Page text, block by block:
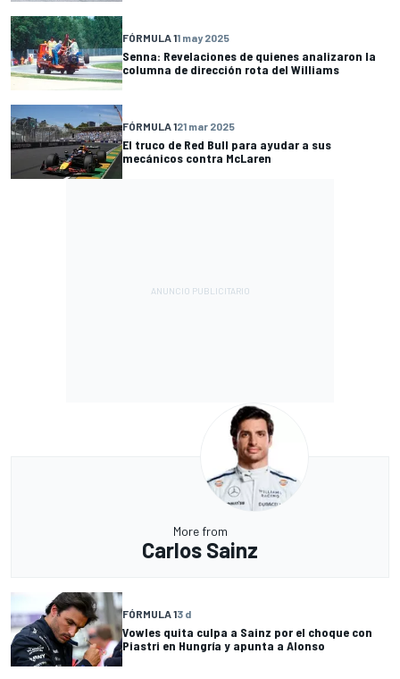
FÓRMULA 11 may 2025
Senna: Revelaciones de quienes analizaron la
columna de dirección rota del Williams
FÓRMULA 121 mar 2025
El truco de Red Bull para ayudar a sus
mecánicos contra McLaren
More from
Carlos Sainz
FÓRMULA 13 d
Vowles quita culpa a Sainz por el choque con
Piastri en Hungría y apunta a Alonso